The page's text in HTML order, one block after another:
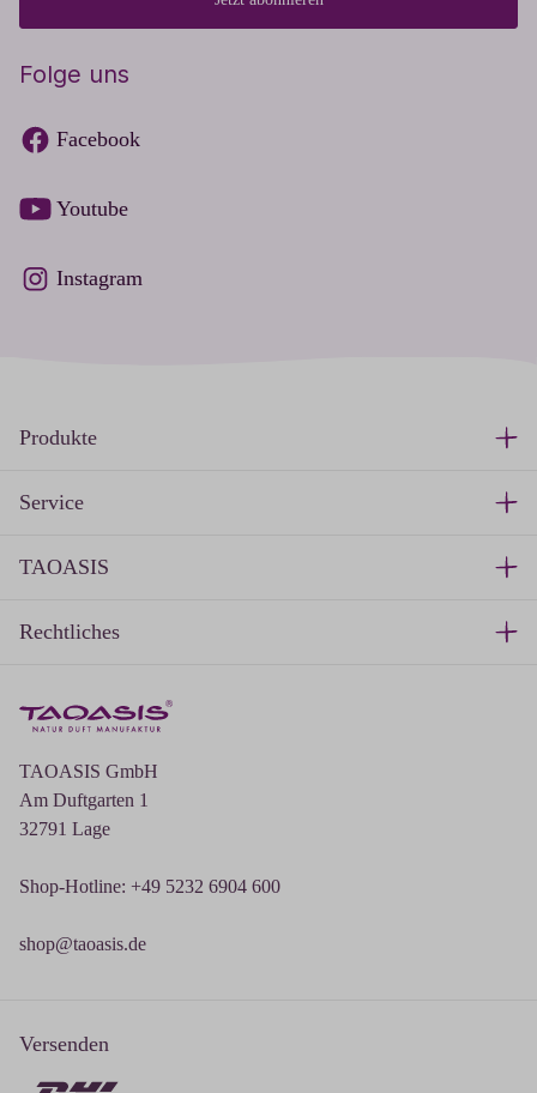
Folge uns
Facebook
Youtube
Instagram
TAOASIS GmbH
Am Duftgarten 1
32791 Lage
Shop-Hotline: +49 5232 6904 600
shop@taoasis.de
Produkte
Service
TAOASIS
Rechtliches
Versenden